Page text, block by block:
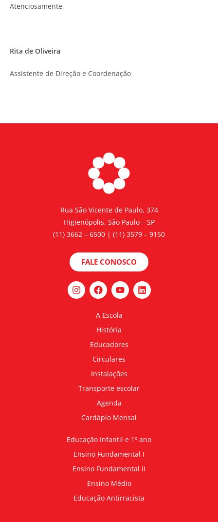
Atenciosamente,
Rita de Oliveira
Assistente de Direção e Coordenação
Rua São Vicente de Paulo, 374
Higienópolis, São Paulo – SP
(11) 3662 – 6500 | (11) 3579 – 9150
FALE CONOSCO
A Escola
História
Educadores
Circulares
Instalações
Transporte escolar
Agenda
Cardápio Mensal
Educação Infantil e 1º ano
Ensino Fundamental I
Ensino Fundamental II
Ensino Médio
Educação Antirracista